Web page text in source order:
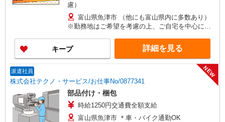
慮）
富山県魚津市 （他にも富山県内に多数あり）
※勤務地はご希望を考慮の上、ご自宅を中心に通
し）
キープ 詳細を見る
派遣社員
株式会社テクノ・サービス/お仕事No/0877341
NEW
部品付け・梱包
時給1250円交通費全額支給
富山県魚津市 ＊車・バイク通勤OK